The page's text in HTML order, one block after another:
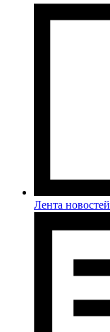
Лента новостей